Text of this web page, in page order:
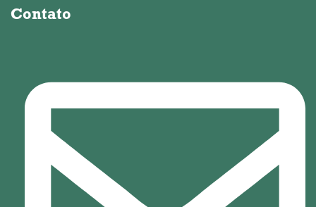
Contato